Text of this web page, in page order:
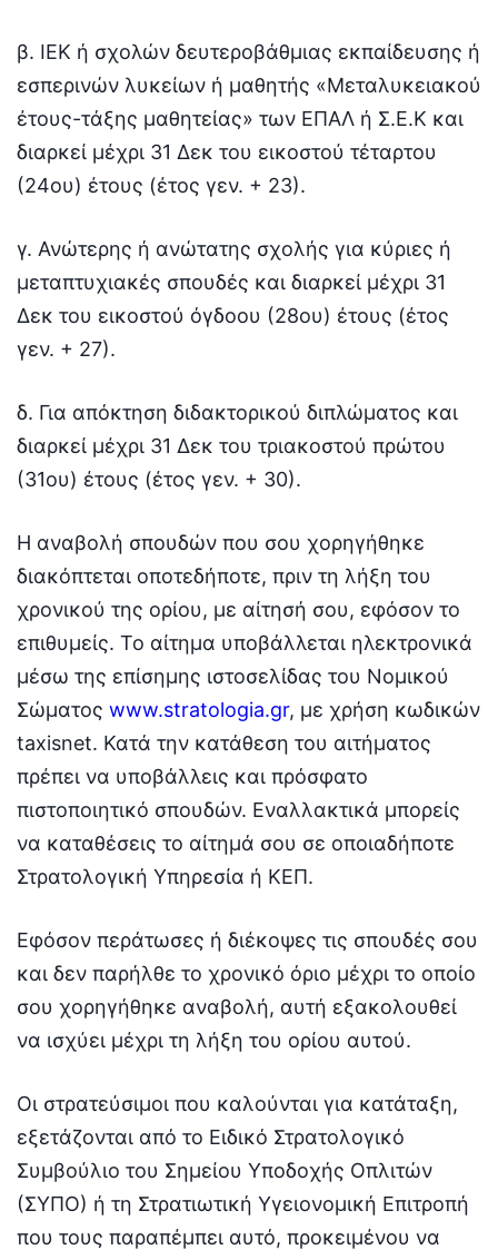
β. ΙΕΚ ή σχολών δευτεροβάθμιας εκπαίδευσης ή
εσπερινών λυκείων ή μαθητής «Μεταλυκειακού
έτους-τάξης μαθητείας» των ΕΠΑΛ ή Σ.Ε.Κ και
διαρκεί μέχρι 31 Δεκ του εικοστού τέταρτου
(24ου) έτους (έτος γεν. + 23).
γ. Ανώτερης ή ανώτατης σχολής για κύριες ή
μεταπτυχιακές σπουδές και διαρκεί μέχρι 31
Δεκ του εικοστού όγδοου (28ου) έτους (έτος
γεν. + 27).
δ. Για απόκτηση διδακτορικού διπλώματος και
διαρκεί μέχρι 31 Δεκ του τριακοστού πρώτου
(31ου) έτους (έτος γεν. + 30).
Η αναβολή σπουδών που σου χορηγήθηκε
διακόπτεται οποτεδήποτε, πριν τη λήξη του
χρονικού της ορίου, με αίτησή σου, εφόσον το
επιθυμείς. Το αίτημα υποβάλλεται ηλεκτρονικά
μέσω της επίσημης ιστοσελίδας του Νομικού
Σώματος www.stratologia.gr, με χρήση κωδικών
taxisnet. Κατά την κατάθεση του αιτήματος
πρέπει να υποβάλλεις και πρόσφατο
πιστοποιητικό σπουδών. Εναλλακτικά μπορείς
να καταθέσεις το αίτημά σου σε οποιαδήποτε
Στρατολογική Υπηρεσία ή ΚΕΠ.
Εφόσον περάτωσες ή διέκοψες τις σπουδές σου
και δεν παρήλθε το χρονικό όριο μέχρι το οποίο
σου χορηγήθηκε αναβολή, αυτή εξακολουθεί
να ισχύει μέχρι τη λήξη του ορίου αυτού.
Οι στρατεύσιμοι που καλούνται για κατάταξη,
εξετάζονται από το Ειδικό Στρατολογικό
Συμβούλιο του Σημείου Υποδοχής Οπλιτών
(ΣΥΠΟ) ή τη Στρατιωτική Υγειονομική Επιτροπή
που τους παραπέμπει αυτό, προκειμένου να